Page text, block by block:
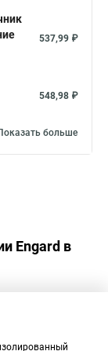
537,99 ₽
548,98 ₽
больше
Engard в